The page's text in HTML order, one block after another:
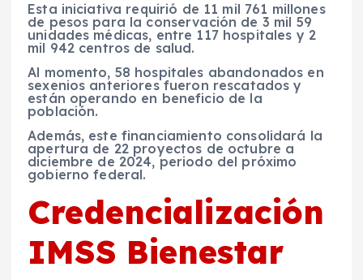
Esta iniciativa requirió de 11 mil 761 millones
de pesos para la conservación de 3 mil 59
unidades médicas, entre 117 hospitales y 2
mil 942 centros de salud.
Al momento, 58 hospitales abandonados en
sexenios anteriores fueron rescatados y
están operando en beneficio de la
población.
Además, este financiamiento consolidará la
apertura de 22 proyectos de octubre a
diciembre de 2024, periodo del próximo
gobierno federal.
Credencialización
IMSS Bienestar